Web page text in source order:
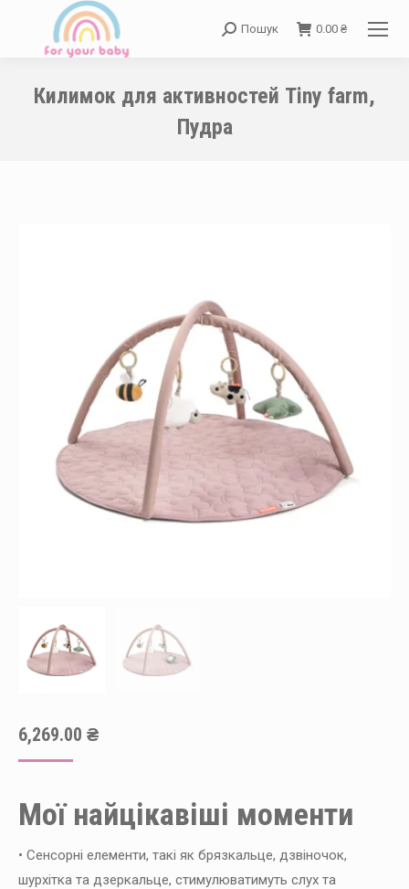
Search:
Пошук 0.00 ₴
Килимок для активностей Tiny farm,
Пудра
6,269.00 ₴
Мої найцікавіші моменти
• Сенсорні елементи, такі як брязкальце, дзвіночок,
шурхітка та дзеркальце, стимулюватимуть слух та